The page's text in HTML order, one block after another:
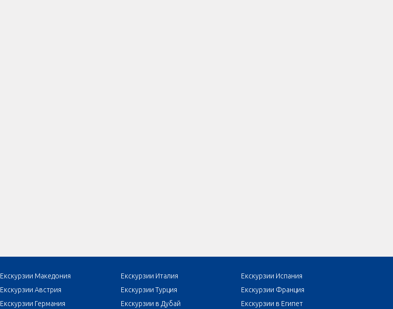
Екскурзии Македония Екскурзии Италия
Екскурзии Испания
Екскурзии Австрия Екскурзии Турция
Екскурзии Франция
Екскурзии Германия Екскурзии в Дубай
Екскурзии в Египет